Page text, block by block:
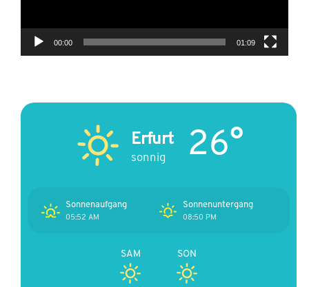
00:00 01:09
Erfurt
sonnig 26°
Sonnenaufgang
05:52 AM
Sonnenuntergang
08:50 PM
SAM SON